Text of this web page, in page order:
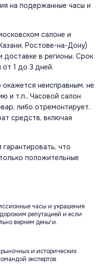
на подержанные часы и
салоне и
Ростове-на-Дону)
доставке в регионы. Срок
от 1 до 3 дней.
неисправным, не
и т.п., Часовой салон
либо отремонтирует,
средств, включая
что
положительные
часы и украшения
репутацией и если
вернем деньги.
и исторических
экспертов.